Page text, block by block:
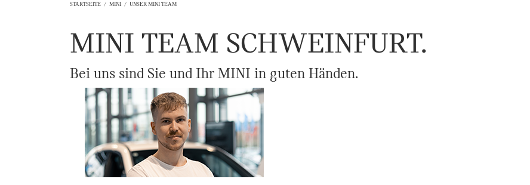
STARTSEITE MINI UNSER MINI TEAM
MINI TEAM SCHWEINFURT.
Bei uns sind Sie und Ihr MINI in guten Händen.